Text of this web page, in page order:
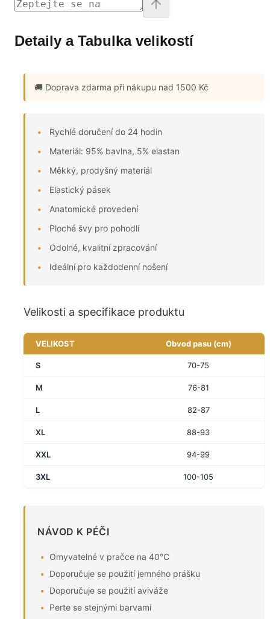
Detaily a Tabulka velikostí
🚚 Doprava zdarma při nákupu nad 1500 Kč
Rychlé doručení do 24 hodin
Materiál: 95% bavlna, 5% elastan
Měkký, prodyšný materiál
Elastický pásek
Anatomické provedení
Ploché švy pro pohodlí
Odolné, kvalitní zpracování
Ideální pro každodenní nošení
Velikosti a specifikace produktu
VELIKOST Obvod pasu (cm)
S 70-75
M 76-81
L 82-87
XL 88-93
XXL 94-99
3XL 100-105
NÁVOD K PÉČI
Omyvatelné v pračce na 40°C
Doporučuje se použití jemného prášku
Doporučuje se použití aviváže
Perte se stejnými barvami